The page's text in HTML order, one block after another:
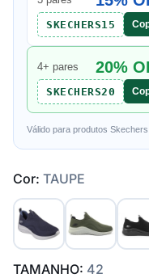
SKECHERS15
4+ pares 20%
SKECHERS20
Válido para produtos
Cor: TAUPE
TAMANHO: 42